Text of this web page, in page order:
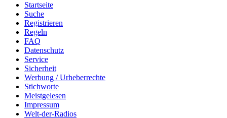
Startseite
Suche
Registrieren
Regeln
FAQ
Datenschutz
Service
Sicherheit
Werbung / Urheberrechte
Stichworte
Meistgelesen
Impressum
Welt-der-Radios